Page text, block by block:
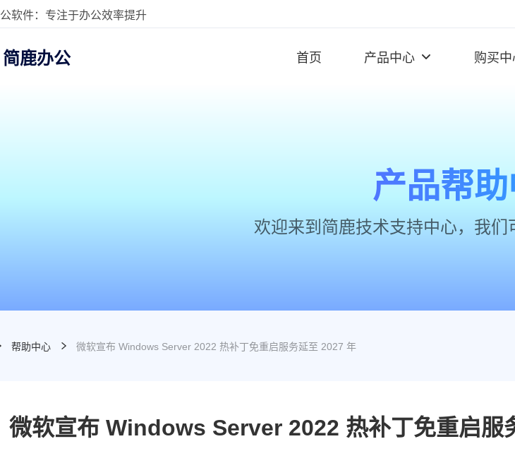
软件：专注于办公效率提升
简鹿办公 首页 产品中心 购买中
产品帮
欢迎来到简鹿技术支持中心，我们
帮助中心 微软宣布 Windows Server 2022 热补丁免重启服务延至 2027 年
微软宣布 Windows Server 2022 热补丁免重启服